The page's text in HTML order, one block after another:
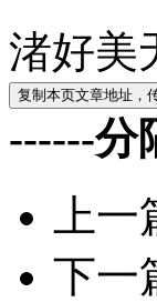
渚好美
------分
上一
下一